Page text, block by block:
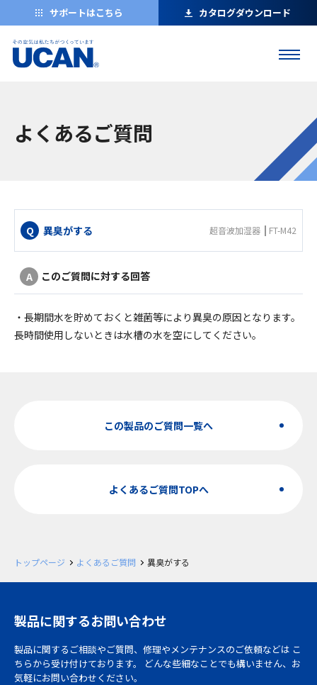
サポートはこちら カタログダウンロード
よくあるご質問
異臭がする 超音波加湿器 FT-M42
このご質問に対する回答
・長期間水を貯めておくと雑菌等により異臭の原因となります。
長時間使用しないときは水槽の水を空にしてください。
この製品のご質問一覧へ
よくあるご質問TOPへ
トップページ よくあるご質問 異臭がする
製品に関するお問い合わせ
製品に関するご相談やご質問、修理やメンテナンスのご依頼などは こ
ちらから受け付けております。
どんな些細なことでも構いません、お
気軽にお問い合わせください。